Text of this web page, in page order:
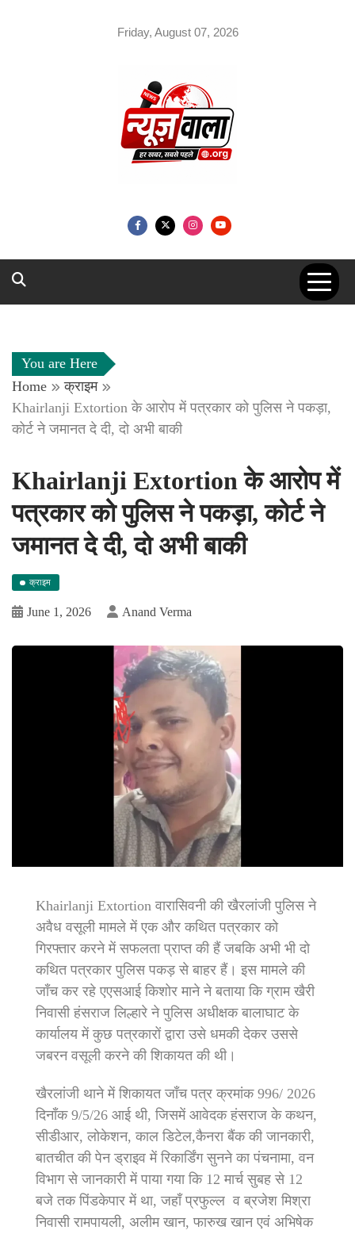
Friday, August 07, 2026
You are Here
Home
क्राइम
Khairlanji Extortion के आरोप में पत्रकार को पुलिस ने पकड़ा,
कोर्ट ने जमानत दे दी, दो अभी बाकी
Khairlanji Extortion के आरोप में
पत्रकार को पुलिस ने पकड़ा, कोर्ट ने
जमानत दे दी, दो अभी बाकी
क्राइम
June 1, 2026 Anand Verma
Khairlanji Extortion वारासिवनी की खैरलांजी पुलिस ने
अवैध वसूली मामले में एक और कथित पत्रकार को
गिरफ्तार करने में सफलता प्राप्त की हैं जबकि अभी भी दो
कथित पत्रकार पुलिस पकड़ से बाहर हैं। इस मामले की
जाँच कर रहे एएसआई किशोर माने ने बताया कि ग्राम खैरी
निवासी हंसराज लिल्हारे ने पुलिस अधीक्षक बालाघाट के
कार्यालय में कुछ पत्रकारों द्वारा उसे धमकी देकर उससे
जबरन वसूली करने की शिकायत की थी।
खैरलांजी थाने में शिकायत जाँच पत्र क्रमांक 996/ 2026
दिनाँक 9/5/26 आई थी, जिसमें आवेदक हंसराज के कथन,
सीडीआर, लोकेशन, काल डिटेल,कैनरा बैंक की जानकारी,
बातचीत की पेन ड्राइव में रिकार्डिंग सुनने का पंचनामा, वन
विभाग से जानकारी में पाया गया कि 12 मार्च सुबह से 12
बजे तक पिंडकेपार में था, जहाँ प्रफुल्ल व ब्रजेश मिश्रा
निवासी रामपायली, अलीम खान, फारुख खान एवं अभिषेक